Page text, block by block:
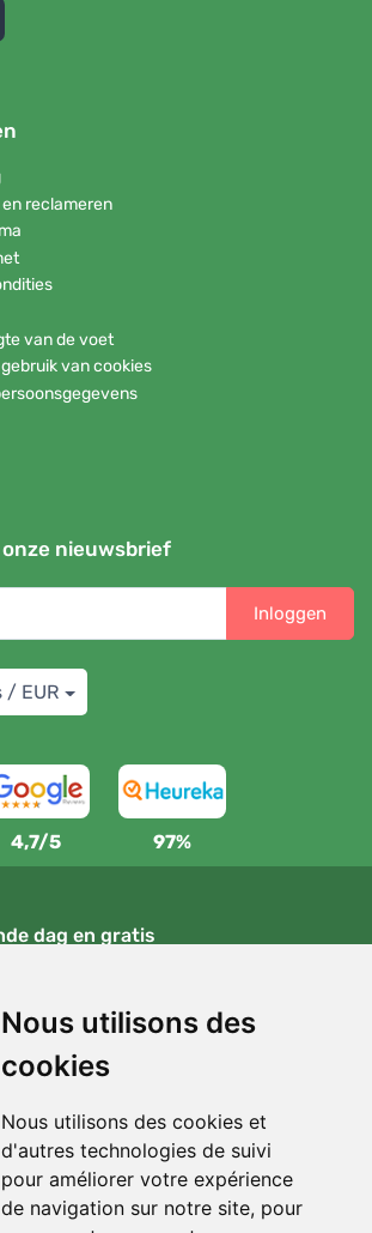
Nous utilisons des
cookies
Nous utilisons des cookies et
d'autres technologies de suivi
pour améliorer votre expérience
de navigation sur notre site, pour
reclameren
van de voet
van cookies
nieuwsbrief
Inloggen
/ EUR
4,7/5 97%
dag en gratis
voor bestellingen boven 95 EUR
en retourneren
op elk gewenst moment binnen 90
of ruilen
Trees.org
planten we een boom! Lees meer